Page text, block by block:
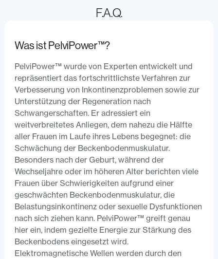
F.A.Q.
Was ist PelviPower™?
PelviPower™ wurde von Experten entwickelt und
repräsentiert das fortschrittlichste Verfahren zur
Verbesserung von Inkontinenzproblemen sowie zur
Unterstützung der Regeneration nach
Schwangerschaften. Er adressiert ein
weitverbreitetes Anliegen, dem nahezu die Hälfte
aller Frauen im Laufe ihres Lebens begegnet: die
Schwächung der Beckenbodenmuskulatur.
Besonders nach der Geburt, während der
Wechseljahre oder im höheren Alter berichten viele
Frauen über Schwierigkeiten aufgrund einer
geschwächten Beckenbodenmuskulatur, die
Belastungsinkontinenz oder sexuelle Dysfunktionen
nach sich ziehen kann. PelviPower™ greift genau
hier ein, indem gezielte Energie zur Stärkung des
Beckenbodens eingesetzt wird.
Elektromagnetische Wellen werden durch den